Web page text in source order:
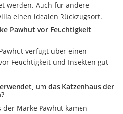
werden. Auch für andere
einen idealen Rückzugsort.
Pawhut vor Feuchtigkeit
verfügt über einen
Feuchtigkeit und Insekten gut
um das Katzenhaus der
der Marke Pawhut kamen